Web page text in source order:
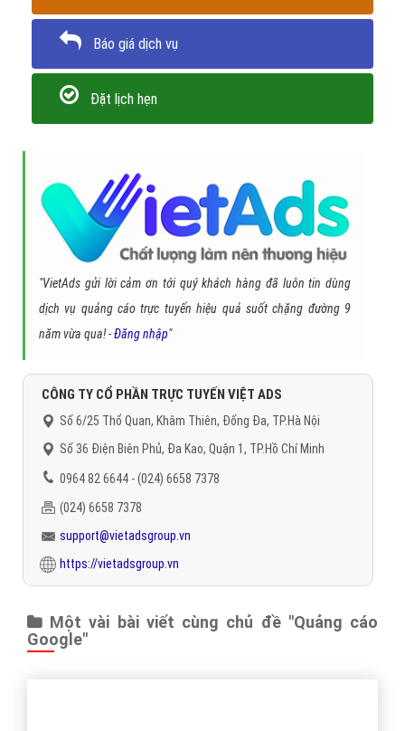
Báo giá dịch vụ
Đặt lịch hẹn
"VietAds gửi lời cảm ơn tới quý khách hàng đã luôn tin dùng
dịch vụ quảng cáo trực tuyến hiệu quả suốt chặng đường 9
năm vừa qua! -Đăng nhập"
CÔNG TY CỔ PHẦN TRỰC TUYẾN VIỆT ADS
Số 6/25 Thổ Quan, Khâm Thiên, Đống Đa, TP.Hà Nội
Số 36 Điện Biên Phủ, Đa Kao, Quận 1, TP.Hồ Chí Minh
0964 82 6644 - (024) 6658 7378
(024) 6658 7378
support@vietadsgroup.vn
https://vietadsgroup.vn
Một vài bài viết cùng chủ đề "Quảng cáo
Google"